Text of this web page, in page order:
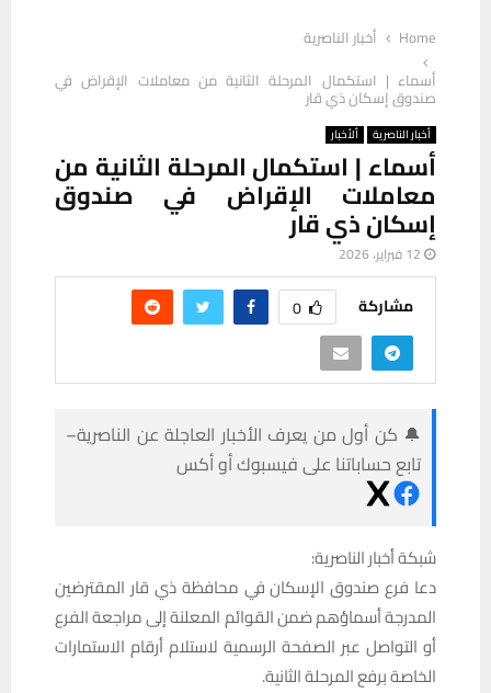
Home
أخبار الناصرية
أسماء | استكمال المرحلة الثانية من معاملات الإقراض في
صندوق إسكان ذي قار
أخبار الناصرية ألأخبار
أسماء | استكمال المرحلة الثانية من
معاملات الإقراض في صندوق
إسكان ذي قار
12 فبراير، 2026
مشاركة 0
🔔 كن أول من يعرف الأخبار العاجلة عن الناصرية–
تابع حساباتنا على فيسبوك أو أكس
شبكة أخبار الناصرية:
دعا فرع صندوق الإسكان في محافظة ذي قار المقترضين
المدرجة أسماؤهم ضمن القوائم المعلنة إلى مراجعة الفرع
أو التواصل عبر الصفحة الرسمية لاستلام أرقام الاستمارات
الخاصة برفع المرحلة الثانية.